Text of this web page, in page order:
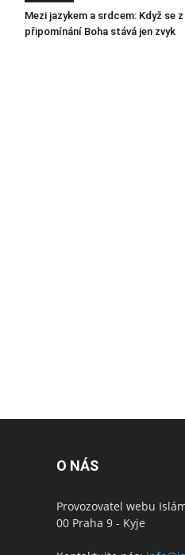
Mezi jazykem a srdcem: Když se z
připomínání Boha stává jen zvyk
O NÁS
Provozovatel webu
00 Praha 9 - Kyje